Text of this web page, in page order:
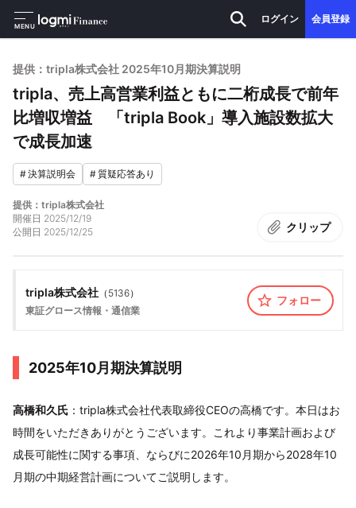
MENU
ログイン 会員登録
提供：tripla株式会社 2025年10月期決算説明
tripla、売上高営業利益ともに二桁成長で前年
比増収増益 「tripla Book」導入施設数拡大
で成長加速
#決算説明会 #質疑応答あり
提供：tripla株式会社
開催日 2025/12/19
公開日 2025/12/25 クリップ
tripla株式会社 （ 5136）
東証グロース情報・通信業
フォロー
2025年10月期決算説明
高橋和久氏 ：tripla株式会社代表取締役CEOの高橋です。本日はお
時間をいただきありがとうございます。これより事業計画および
成長可能性に関する事項、ならびに2026年10月期から2028年10
月期の中期経営計画についてご説明します。